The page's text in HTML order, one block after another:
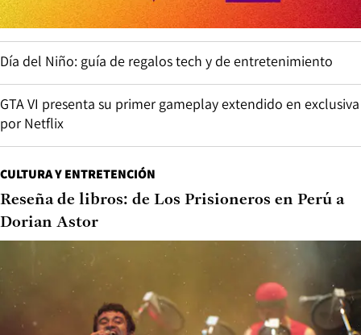
Día del Niño: guía de regalos tech y de entretenimiento
GTA VI presenta su primer gameplay extendido en exclusiva
por Netflix
CULTURA Y ENTRETENCIÓN
Reseña de libros: de Los Prisioneros en Perú a
Dorian Astor